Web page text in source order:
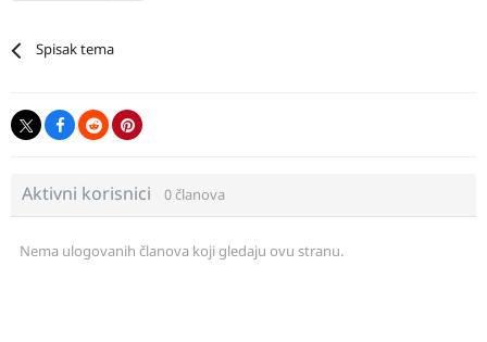
Spisak tema
Aktivni korisnici 0 članova
Nema ulogovanih članova koji gledaju ovu stranu.